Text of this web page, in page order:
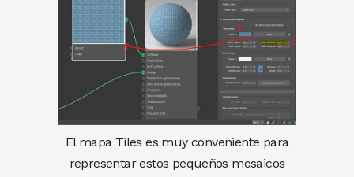
El mapa Tiles es muy conveniente para
representar estos pequeños mosaicos